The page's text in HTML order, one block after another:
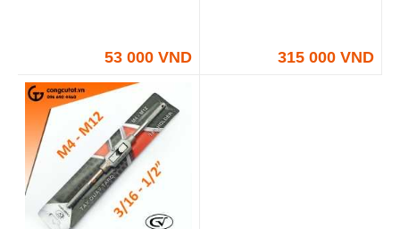
53 000 VND 315 000 VND